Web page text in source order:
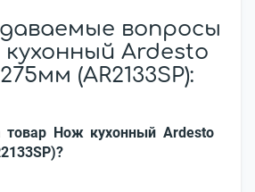
вопросы
Ardesto
(AR2133SP):
товар Нож кухонный Ardesto